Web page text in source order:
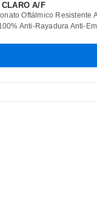
A/F
Oftálmico Resistente
Anti-Rayadura Anti-